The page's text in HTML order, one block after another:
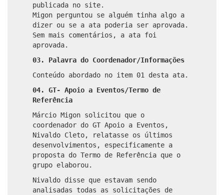
publicada no site.
Migon perguntou se alguém tinha algo a
dizer ou se a ata poderia ser aprovada.
Sem mais comentários, a ata foi
aprovada.
03. Palavra do Coordenador/Informações
Conteúdo abordado no item 01 desta ata.
04. GT- Apoio a Eventos/Termo de
Referência
Márcio Migon solicitou que o
coordenador do GT Apoio a Eventos,
Nivaldo Cleto, relatasse os últimos
desenvolvimentos, especificamente a
proposta do Termo de Referência que o
grupo elaborou.
Nivaldo disse que estavam sendo
analisadas todas as solicitações de